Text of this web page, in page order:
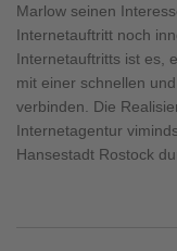
ÜBER UNS
KONTAKT
Brauchen Sie
Marlow seinen
Internetauftritt noch
Internetauftritts ist es,
mit einer schnellen
verbinden. Die
Internetagentur
Hansestadt Rostock